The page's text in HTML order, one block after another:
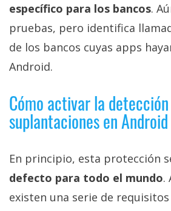
específico para los bancos.
pruebas, pero identifica
de los bancos cuyas apps
Android.
Cómo activar la
suplantaciones en Android
En principio, esta protección
defecto para todo el mundo.
existen una serie de